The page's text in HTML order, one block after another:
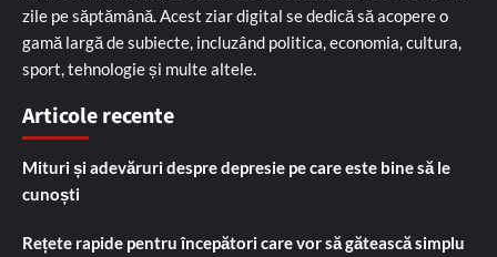
zile pe săptămână. Acest ziar digital se dedică să acopere o
gamă largă de subiecte, incluzând politica, economia, cultura,
sport, tehnologie și multe altele.
Articole recente
Mituri și adevăruri despre depresie pe care este bine să le
cunoști
Rețete rapide pentru începători care vor să gătească simplu